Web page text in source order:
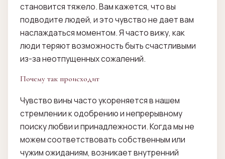
становится тяжело. Вам кажется, что вы
подводите людей, и это чувство не дает вам
наслаждаться моментом. Я часто вижу, как
люди теряют возможность быть счастливыми
из-за неотпущенных сожалений.
Почему так происходит
Чувство вины часто укореняется в нашем
стремлении к одобрению и непрерывному
поиску любви и принадлежности. Когда мы не
можем соответствовать собственным или
чужим ожиданиям, возникает внутренний